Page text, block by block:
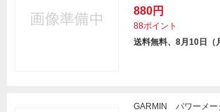
880円
88ポイント
送料無料、8月10日（
GARMIN パワーメー